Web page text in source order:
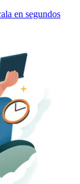
en segundos